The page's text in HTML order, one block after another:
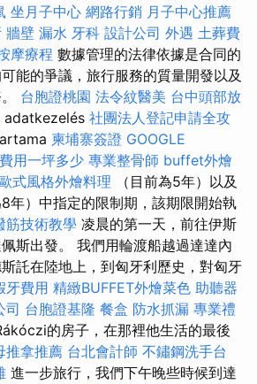
坐月子中心 網路行銷 月子中心推薦
牆壁 漏水 牙科 設計公司 外遇 土葬費
摩療程 數據管理的法律依據是合同的
能的爭議，旅行服務的質量開發以及
台胞證桃園 法令紋醫美 台中頭部放
adatkezelés 社團法人登記申請全攻
柬埔寨簽證 GOOGLE
用一坪多少 專業整骨師 buffet外燴
式風格外燴料理
（目前為5年）以及
8年）中指定的限制期，該期限開始執
筋技術教學 凌晨的第一天，前往伊斯
斯出發。 我們用輪渡船越過達達內
託在陸地上，到匈牙利歷史，對匈牙
牙費用 精緻BUFFET外燴菜色 助聽器
司 台胞證基隆 餐盒 防水抓漏 專業禮
的房子，在那裡他生活的最後
推拿推薦 台北會計師 不鏽鋼洗手台
進一步旅行，我們下午晚些時候到達